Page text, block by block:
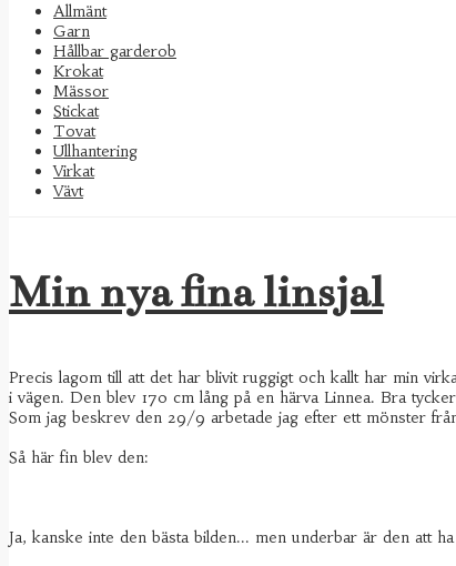
Allmänt
Garn
Hållbar garderob
Krokat
Mässor
Stickat
Tovat
Ullhantering
Virkat
Vävt
Min nya fina linsjal
Precis lagom till att det har blivit ruggigt och kallt har min
i vägen. Den blev 170 cm lång på en härva Linnea. Bra
Som jag beskrev den 29/9 arbetade jag efter ett mönster
Så här fin blev den:
Ja, kanske inte den bästa bilden... men underbar är den att